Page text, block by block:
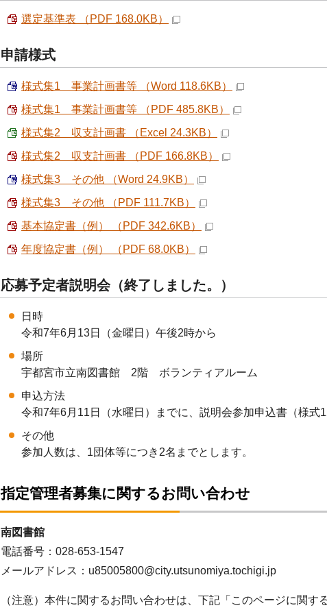
選定基準表 （PDF 168.0KB）
申請様式
様式集1 事業計画書等 （Word 118.6KB）
様式集1 事業計画書等 （PDF 485.8KB）
様式集2 収支計画書 （Excel 24.3KB）
様式集2 収支計画書 （PDF 166.8KB）
様式集3 その他 （Word 24.9KB）
様式集3 その他 （PDF 111.7KB）
基本協定書（例） （PDF 342.6KB）
年度協定書（例） （PDF 68.0KB）
応募予定者説明会（終了しました。）
日時
令和7年6月13日（金曜日）午後2時から
場所
宇都宮市立南図書館 2階 ボランティアルーム
申込方法
令和7年6月11日（水曜日）までに、説明会参加申込書（様式
その他
参加人数は、1団体等につき2名までとします。
指定管理者募集に関するお問い合わせ
南図書館
電話番号：028-653-1547
メールアドレス：u85005800@city.utsunomiya.tochigi.jp
（注意）本件に関するお問い合わせは、下記「このページに関